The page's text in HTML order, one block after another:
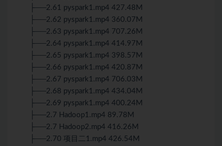
├──2.61 pyspark1.mp4 427.48M
├──2.62 pyspark1.mp4 360.07M
├──2.63 pyspark1.mp4 707.26M
├──2.64 pyspark1.mp4 414.97M
├──2.65 pyspark1.mp4 398.57M
├──2.66 pyspark1.mp4 420.87M
├──2.67 pyspark1.mp4 706.03M
├──2.68 pyspark1.mp4 434.04M
├──2.69 pyspark1.mp4 400.24M
├──2.7 Hadoop1.mp4 89.78M
├──2.7 Hadoop2.mp4 416.26M
├──2.70 项目二1.mp4 426.54M